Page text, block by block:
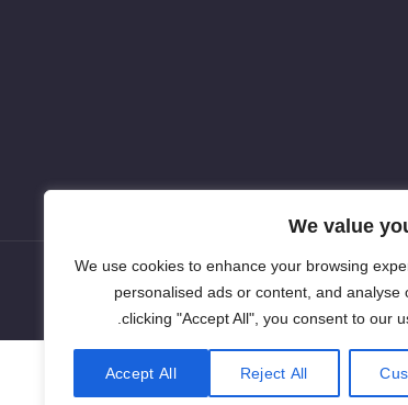
We value
We use cookies to enhance your browsing
personalised ads or content, and analyse
clicking "Accept All", you consent to our
Reject All
Accept All